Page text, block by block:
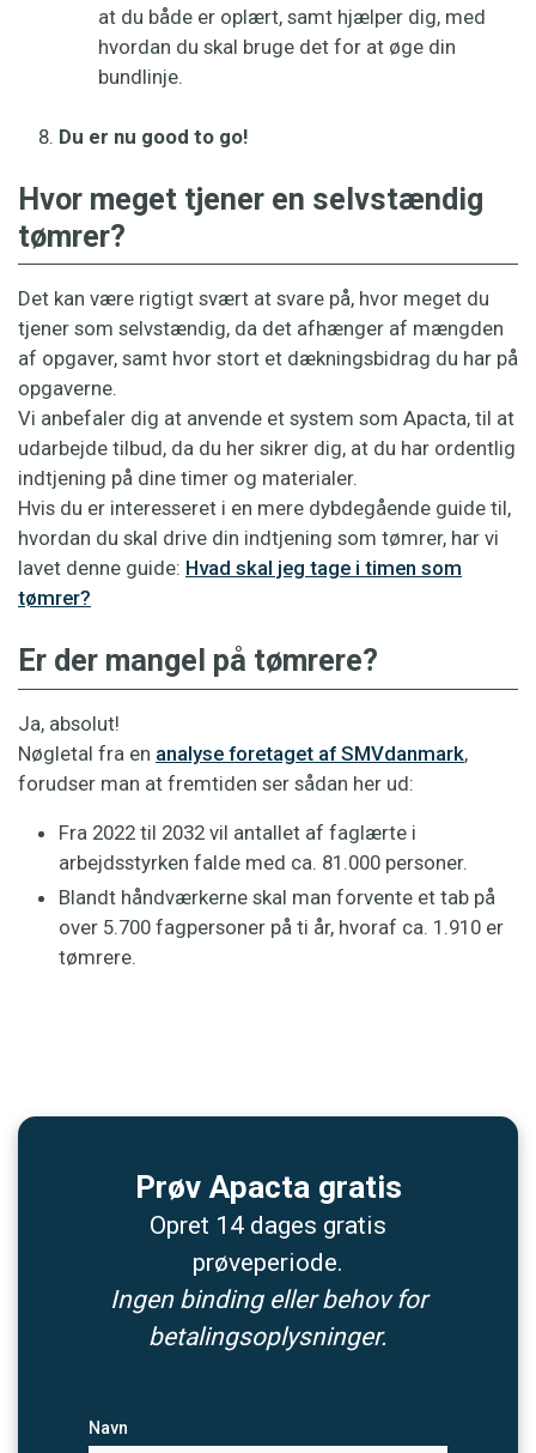
at du både er oplært, samt hjælper dig, med
hvordan du skal bruge det for at øge din
bundlinje.
Du er nu good to go!
Hvor meget tjener en selvstændig
tømrer?
Det kan være rigtigt svært at svare på, hvor meget du
tjener som selvstændig, da det afhænger af mængden
af opgaver, samt hvor stort et dækningsbidrag du har på
opgaverne.
Vi anbefaler dig at anvende et system som Apacta, til at
udarbejde tilbud, da du her sikrer dig, at du har ordentlig
indtjening på dine timer og materialer.
Hvis du er interesseret i en mere dybdegående guide til,
hvordan du skal drive din indtjening som tømrer, har vi
lavet denne guide: Hvad skal jeg tage i timen som
tømrer?
Er der mangel på tømrere?
Ja, absolut!
Nøgletal fra en analyse foretaget af SMVdanmark,
forudser man at fremtiden ser sådan her ud:
Fra 2022 til 2032 vil antallet af faglærte i
arbejdsstyrken falde med ca. 81.000 personer.
Blandt håndværkerne skal man forvente et tab på
over 5.700 fagpersoner på ti år, hvoraf ca. 1.910 er
tømrere.
Prøv Apacta gratis
Opret 14 dages gratis
prøveperiode.
Ingen binding eller behov for
betalingsoplysninger.
Navn